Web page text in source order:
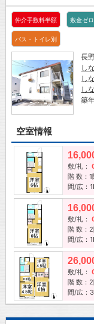
仲介手数料半額 敷金ゼロ
バス・トイレ別
長
し
し
し
築
空室情報
敷/礼：
階 数：1
間/広：
敷/礼：
階 数：
間/広：
敷/礼：
階 数：
間/広：